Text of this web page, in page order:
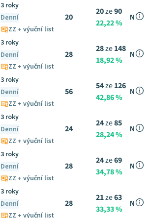
3 roky
Denní
ZZ + výuční list
20
20ze90
22,22 %
N
3 roky
Denní
ZZ + výuční list
28
28ze148
18,92 %
N
3 roky
Denní
ZZ + výuční list
56
54ze126
42,86 %
N
3 roky
Denní
ZZ + výuční list
24
24ze85
28,24 %
N
3 roky
Denní
ZZ + výuční list
28
24ze69
34,78 %
N
3 roky
Denní
ZZ + výuční list
28
21ze63
33,33 %
N